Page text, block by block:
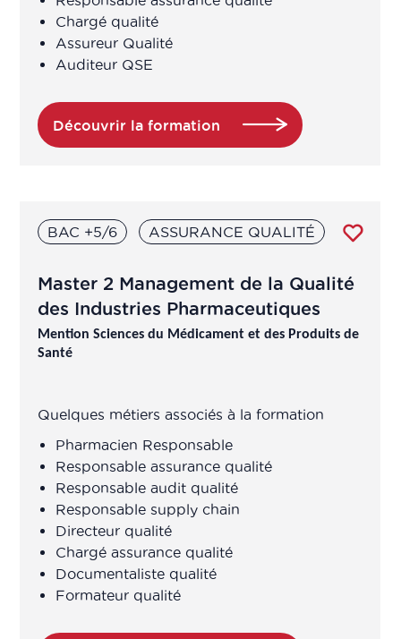
Assistant ingénieur
Assistant technico-réglementaire
Assistant technique d'ingénieur
Assureur Qualité
Assureur qualité opérationnelle /
Chargé études cliniques
Attaché de Recherche Clinique
manager
Auditeur préleveur
Chargé qualité
Assureur Qualité
Auditeur QSE
Découvrir la formation
BAC +5/6 ASSURANCE QUALITÉ
Master 2 Management de la Qualité
des Industries Pharmaceutiques
Mention Sciences du Médicament et des Produits de
Santé
Quelques métiers associés à la formation
Pharmacien Responsable
Responsable assurance qualité
Responsable audit qualité
Responsable supply chain
Directeur qualité
Chargé assurance qualité
Documentaliste qualité
Formateur qualité